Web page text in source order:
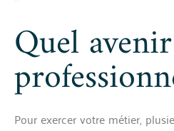
Quel avenir
Pour exercer votre métier,